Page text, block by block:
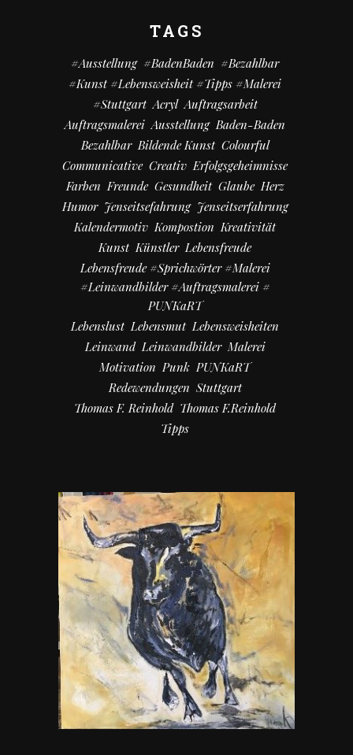
TAGS
#Ausstellung #BadenBaden #bezahlbar
#kunst #Lebensweisheit #Tipps #Malerei
#Stuttgart Acryl Auftragsarbeit
Auftragsmalerei Ausstellung Baden-Baden
Bezahlbar Bildende Kunst Colourful
Communicative Creativ Erfolgsgeheimnisse
Farben Freunde Gesundheit Glaube Herz
Humor Jenseitsefahrung Jenseitserfahrung
Kalendermotiv Kompostion Kreativität
Kunst Künstler Lebensfreude
Lebensfreude #Sprichwörter #Malerei
#Leinwandbilder #Auftragsmalerei #
PUNKaRT
Lebenslust Lebensmut Lebensweisheiten
Leinwand Leinwandbilder Malerei
Motivation Punk PUNKaRT
Redewendungen Stuttgart
Thomas F. Reinhold Thomas F.Reinhold
Tipps